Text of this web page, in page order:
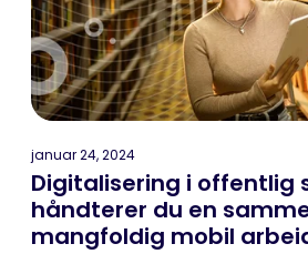
januar 24, 2024
Digitalisering i offentlig
håndterer du en
mangfoldig mobil